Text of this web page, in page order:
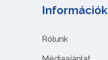
Információk
Rólunk